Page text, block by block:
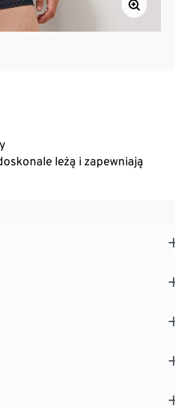
leżą i zapewniają